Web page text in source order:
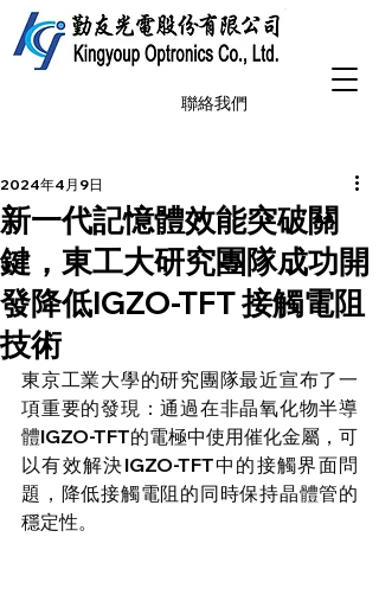
聯絡我們
新一代記憶體效能突破關
鍵，東工大研究團隊成功開
發降低IGZO-TFT 接觸電阻
技術
2024年4月9日
東京工業大學的研究團隊最近宣布了一
項重要的發現：通過在非晶氧化物半導
體IGZO-TFT的電極中使用催化金屬，可
以有效解決IGZO-TFT中的接觸界面問
題，降低接觸電阻的同時保持晶體管的
穩定性。